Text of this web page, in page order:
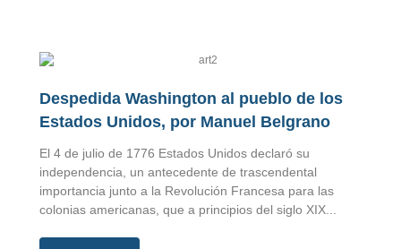
Despedida Washington al pueblo de los
Estados Unidos, por Manuel Belgrano
El 4 de julio de 1776 Estados Unidos declaró su
independencia, un antecedente de trascendental
importancia junto a la Revolución Francesa para las
colonias americanas, que a principios del siglo XIX...